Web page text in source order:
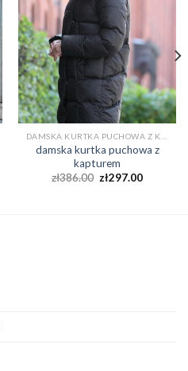
damska kurtka puchowa z
kapturem
zł386.00 zł297.00